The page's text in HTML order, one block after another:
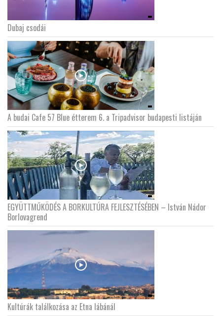
Dubaj csodái
A budai Cafe 57 Blue étterem 6. a Tripadvisor budapesti listáján
EGYÜTTMŰKÖDÉS A BORKULTÚRA FEJLESZTÉSÉBEN – István Nádor
Borlovagrend
Kultúrák találkozása az Etna lábánál